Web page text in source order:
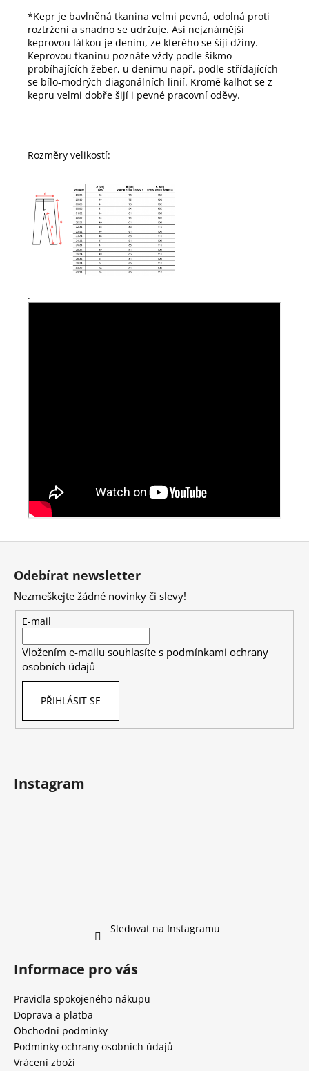
*Kepr je bavlněná tkanina velmi pevná, odolná proti
roztržení a snadno se udržuje. Asi nejznámější
keprovou látkou je denim, ze kterého se šijí džíny.
Keprovou tkaninu poznáte vždy podle šikmo
probíhajících žeber, u denimu např. podle střídajících
se bílo-modrých diagonálních linií. Kromě kalhot se z
kepru velmi dobře šijí i pevné pracovní oděvy.
Rozměry velikostí:
.
Z
Odebírat newsletter
Nezmeškejte žádné novinky či slevy!
E-mail
Vložením e-mailu souhlasíte s podmínkami ochrany
osobních údajů
PŘIHLÁSIT SE
Instagram
Sledovat na Instagramu
Informace pro vás
Pravidla spokojeného nákupu
Doprava a platba
Obchodní podmínky
Podmínky ochrany osobních údajů
Vrácení zboží